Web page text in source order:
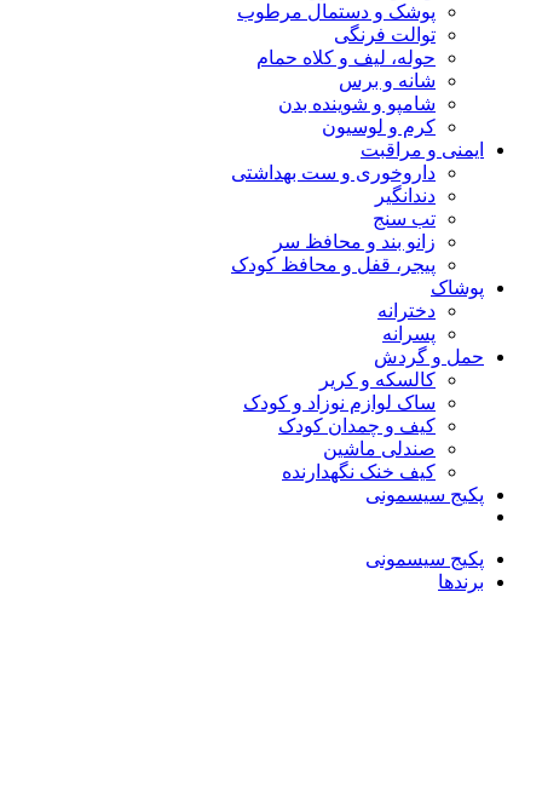
پوشک و دستمال مرطوب
توالت فرنگی
حوله، لیف و کلاه حمام
شانه و برس
شامپو و شوینده بدن
کرم و لوسیون
ایمنی و مراقبت
داروخوری و ست بهداشتی
دندانگیر
تب‌ سنج
زانو بند و محافظ سر
پیجر، قفل و محافظ کودک
پوشاک
دخترانه
پسرانه
حمل و گردش
کالسکه و کریر
ساک لوازم نوزاد و کودک
کیف و چمدان کودک
صندلی ماشین
کیف خنک نگهدارنده
پکیج سیسمونی
پکیج سیسمونی
برندها